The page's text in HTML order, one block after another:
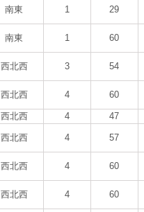
南東 1 29
南東 1 60
西北西 3 54
西北西 4 60
西北西 4
47
西北西 4 57
西北西 4 60
西北西 4 60